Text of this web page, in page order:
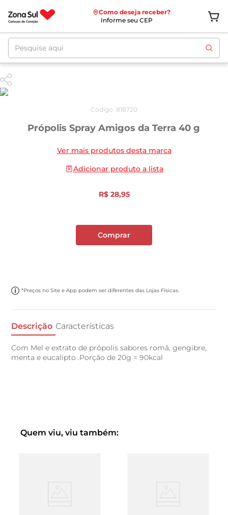
Como deseja receber?
Informe seu CEP
Pesquise aqui
Código: 818720
Própolis Spray Amigos da Terra 40 g
Ver mais produtos desta marca
Adicionar produto a lista
R$ 28,95
Comprar
*Preços no Site e App podem ser diferentes das Lojas Físicas.
Descrição Características
Com Mel e extrato de própolis sabores romã, gengibre,
menta e eucalipto .Porção de 20g = 90kcal
Quem viu, viu também: